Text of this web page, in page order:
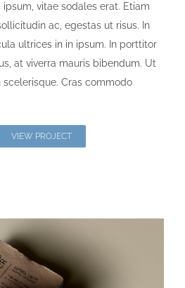
vitae sodales erat. Etiam
ac, egestas ut risus. In
ultrices in in ipsum. In porttitor
at viverra mauris bibendum. Ut
Cras commodo
VIEW PROJECT